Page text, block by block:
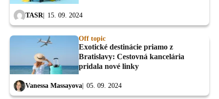
TASR 15. 09. 2024
Off topic
Exotické destinácie priamo z
Bratislavy: Cestovná kancelária
pridala nové linky
Vanessa Massayova 05. 09. 2024